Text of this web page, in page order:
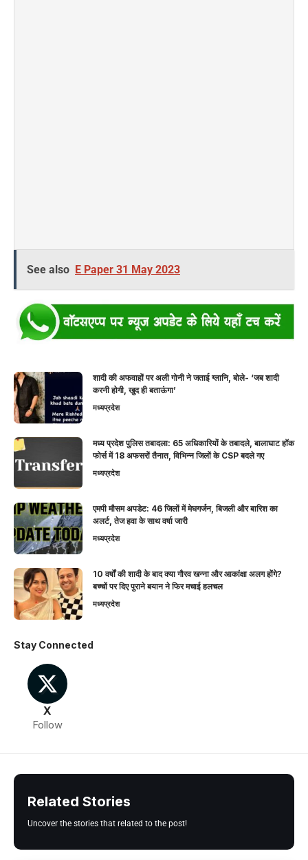
See also E Paper 31 May 2023
शादी की अफवाहों पर अली गोनी ने जताई ग्लानि, बोले- ‘जब शादी
करनी होगी, खुद ही बताऊंगा’
मध्यप्रदेश
मध्य प्रदेश पुलिस तबादला: 65 अधिकारियों के तबादले, बालाघाट हॉक
फोर्स में 18 अफसरों तैनात, विभिन्न जिलों के CSP बदले गए
मध्यप्रदेश
एमपी मौसम अपडेट: 46 जिलों में मेघगर्जन, बिजली और बारिश का
अलर्ट, तेज हवा के साथ वर्षा जारी
मध्यप्रदेश
10 वर्षों की शादी के बाद क्या गौरव खन्ना और आकांक्षा अलग होंगे?
बच्चों पर दिए पुराने बयान ने फिर मचाई हलचल
मध्यप्रदेश
Stay Connected
X
Follow
Related Stories
Uncover the stories that related to the post!